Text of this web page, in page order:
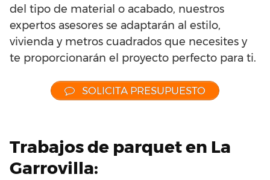
del tipo de material o acabado, nuestros
expertos asesores se adaptarán al estilo,
vivienda y metros cuadrados que necesites y
te proporcionarán el proyecto perfecto para ti.
SOLICITA PRESUPUESTO
Trabajos de parquet en La
Garrovilla: